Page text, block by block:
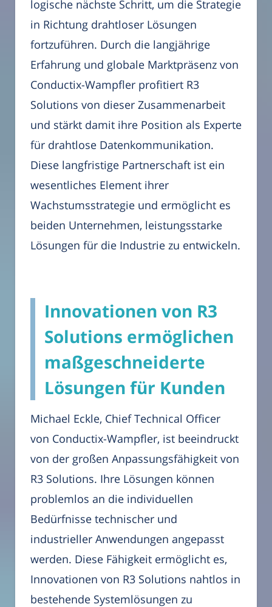
logische nächste Schritt, um die Strategie
in Richtung drahtloser Lösungen
fortzuführen. Durch die langjährige
Erfahrung und globale Marktpräsenz von
Conductix-Wampfler profitiert R3
Solutions von dieser Zusammenarbeit
und stärkt damit ihre Position als Experte
für drahtlose Datenkommunikation.
Diese langfristige Partnerschaft ist ein
wesentliches Element ihrer
Wachstumsstrategie und ermöglicht es
beiden Unternehmen, leistungsstarke
Lösungen für die Industrie zu entwickeln.
Innovationen von R3
Solutions ermöglichen
maßgeschneiderte
Lösungen für Kunden
Michael Eckle, Chief Technical Officer
von Conductix-Wampfler, ist beeindruckt
von der großen Anpassungsfähigkeit von
R3 Solutions. Ihre Lösungen können
problemlos an die individuellen
Bedürfnisse technischer und
industrieller Anwendungen angepasst
werden. Diese Fähigkeit ermöglicht es,
Innovationen von R3 Solutions nahtlos in
bestehende Systemlösungen zu